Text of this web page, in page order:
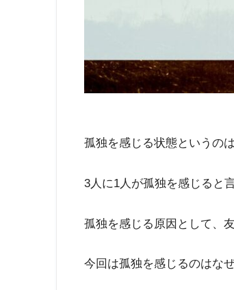
孤独を感じる状態というの
3人に1人が孤独を感じると
孤独を感じる原因として、
今回は孤独を感じるのはな